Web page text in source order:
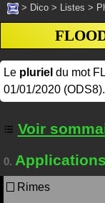
> Dico > Listes >
Le pluriel du mot
01/01/2020 (ODS8).
Voir
0. Applications
Rimes